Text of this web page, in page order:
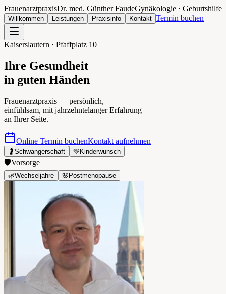
FrauenarztpraxisDr. med. Günther FaudeGynäkologie · Geburtshilfe
Willkommen Leistungen Praxisinfo Kontakt Termin buchen
Kaiserslautern · Pfaffplatz 10
Ihre Gesundheit
in guten Händen
Frauenarztpraxis — persönlich,
einfühlsam, mit jahrzehntelanger Erfahrung
an Ihrer Seite.
Online Termin buchenKontakt aufnehmen
🤰 Schwangerschaft 💛 Kinderwunsch
🛡️Vorsorge
🌿Wechseljahre 🌸 Postmenopause